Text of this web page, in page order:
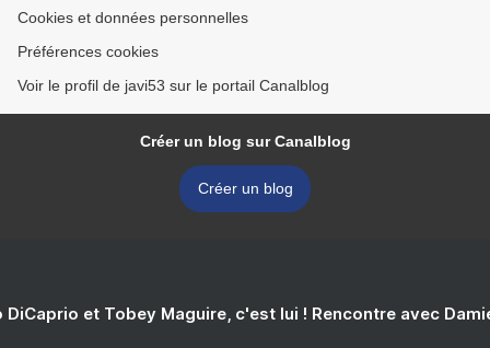
Cookies et données personnelles
Préférences cookies
Voir le profil de javi53 sur le portail Canalblog
Créer un blog sur Canalblog
Créer un blog
DiCaprio et Tobey Maguire, c'est lui ! Rencontre avec